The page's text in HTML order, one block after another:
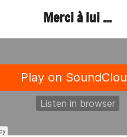
Merci à lui ...